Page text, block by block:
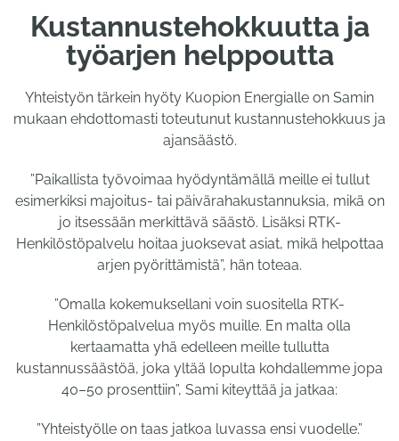
Kustannustehokkuutta ja
työarjen helppoutta
Yhteistyön tärkein hyöty Kuopion Energialle on Samin
mukaan ehdottomasti toteutunut kustannustehokkuus ja
ajansäästö.
”Paikallista työvoimaa hyödyntämällä meille ei tullut
esimerkiksi majoitus- tai päivärahakustannuksia, mikä on
jo itsessään merkittävä säästö. Lisäksi RTK-
Henkilöstöpalvelu hoitaa juoksevat asiat, mikä helpottaa
arjen pyörittämistä”, hän toteaa.
”Omalla kokemuksellani voin suositella RTK-
Henkilöstöpalvelua myös muille. En malta olla
kertaamatta yhä edelleen meille tullutta
kustannussäästöä, joka yltää lopulta kohdallemme jopa
40–50 prosenttiin”, Sami kiteyttää ja jatkaa:
”Yhteistyölle on taas jatkoa luvassa ensi vuodelle.”